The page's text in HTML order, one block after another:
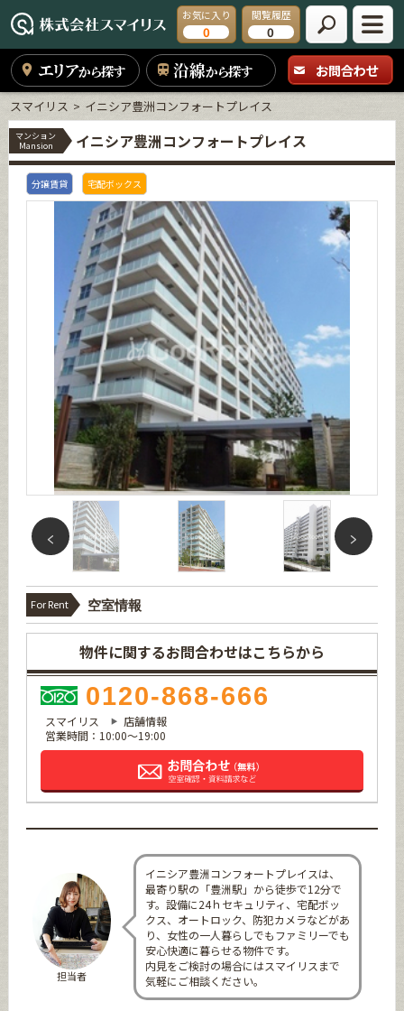
お気に入り
0
閲覧履歴
0
エリアから探す 沿線から探す お問合わせ
スマイリス イニシア豊洲コンフォートプレイス
マンション
Mansion
イニシア豊洲コンフォートプレイス
分譲賃貸 宅配ボックス
For Rent 空室情報
物件に関するお問合わせはこちらから
0120-868-666
スマイリス
店舗情報
営業時間：10:00～19:00
担当者
イニシア豊洲コンフォートプレイスは、
最寄り駅の「豊洲駅」から徒歩で12分で
す。設備に24ｈセキュリティ、宅配ボッ
クス、オートロック、防犯カメラなどがあ
り、女性の一人暮らしでもファミリーでも
安心快適に暮らせる物件です。
内見をご検討の場合にはスマイリスまで
気軽にご相談ください。